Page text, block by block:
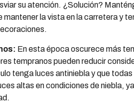
su atención. ¿Solución?
la vista en la carretera y
En esta época oscurece más
tempranos pueden reducir
tenga luces antiniebla y que
altas en condiciones de niebla,